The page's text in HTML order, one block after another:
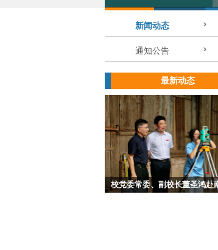
新闻动态
通知公告
最新动态